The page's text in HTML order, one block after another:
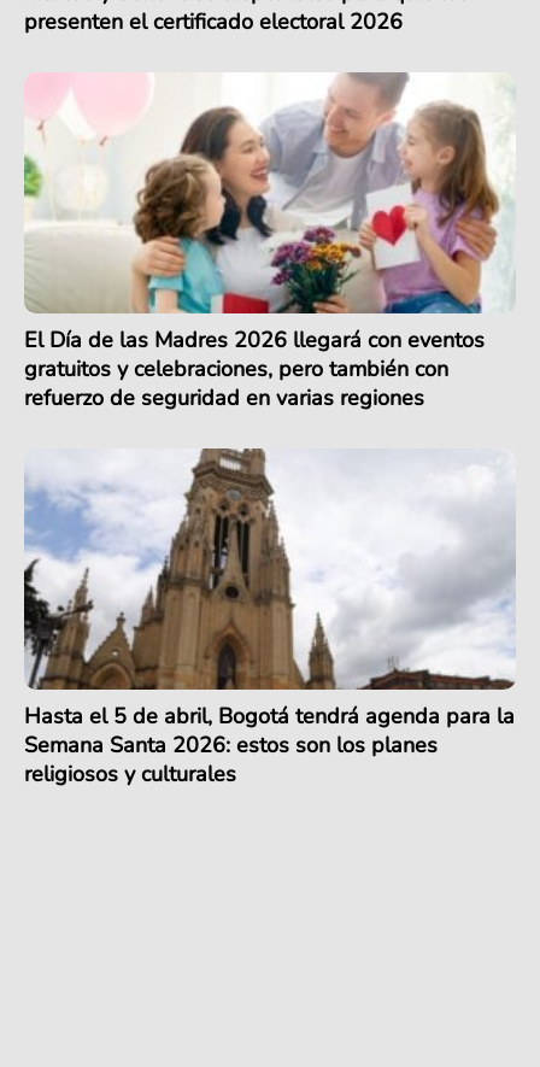
presenten el certificado electoral 2026
El Día de las Madres 2026 llegará con eventos
gratuitos y celebraciones, pero también con
refuerzo de seguridad en varias regiones
Hasta el 5 de abril, Bogotá tendrá agenda para la
Semana Santa 2026: estos son los planes
religiosos y culturales